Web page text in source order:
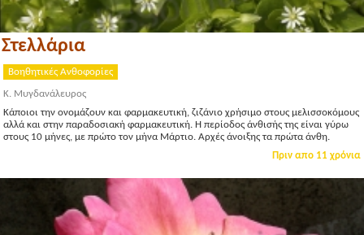
Στελλάρια
Βοηθητικές Ανθοφορίες
Κ. Μυγδανάλευρος
Κάποιοι την ονομάζουν και φαρμακευτική, ζιζάνιο χρήσιμο στους μελισσοκόμους
αλλά και στην παραδοσιακή φαρμακευτική. Η περίοδος άνθισής της είναι γύρω
στους 10 μήνες, με πρώτο τον μήνα Μάρτιο. Αρχές άνοιξης τα πρώτα άνθη.
Πριν απο 11 χρόνια